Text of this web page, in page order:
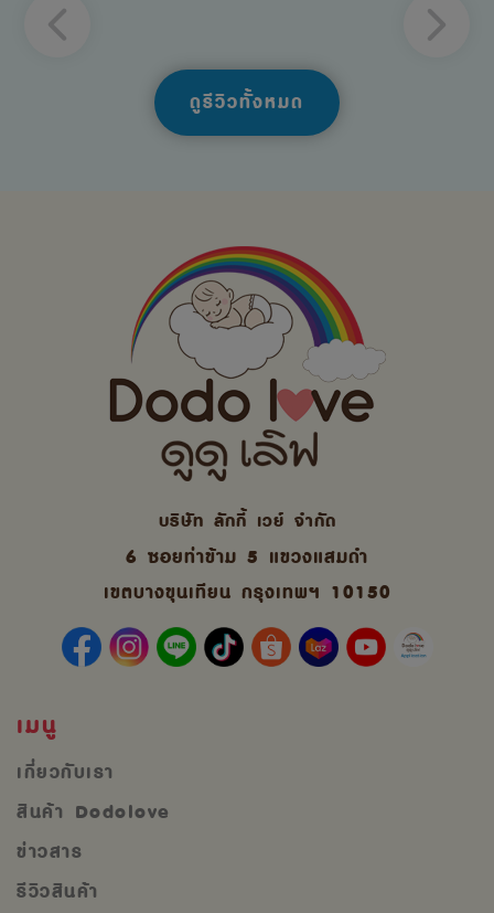
ดูรีวิวทั้งหมด
บริษัท ลักกี้ เวย์ จํากัด
6 ซอยท่าข้าม 5 แขวงแสมดำ
เขตบางขุนเทียน กรุงเทพฯ 10150
เมนู
เกี่ยวกับเรา
สินค้า Dodolove
ข่าวสาร
รีวิวสินค้า